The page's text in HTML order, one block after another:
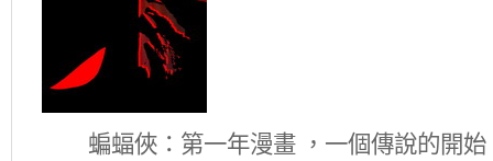
蝙蝠俠：第一年漫畫 ，一個傳說的開